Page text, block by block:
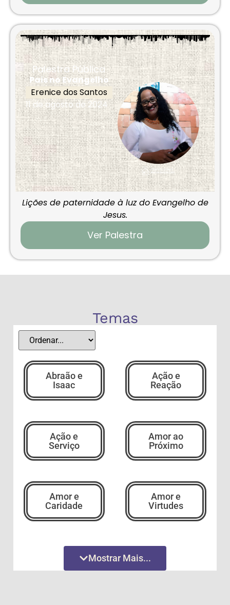
Palestra Pública
Pais no Evangelho
Erenice dos Santos
11 de agosto de 2024
Lições de paternidade à luz do Evangelho de
Jesus.
Ver Palestra
Temas
Abraão e
Isaac
Ação e
Reação
Ação e
Serviço
Amor ao
Próximo
Amor e
Caridade
Amor e
Virtudes
Mostrar Mais...